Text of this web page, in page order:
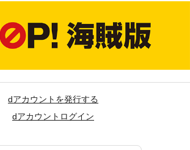
dアカウントを発行する
dアカウントログイン